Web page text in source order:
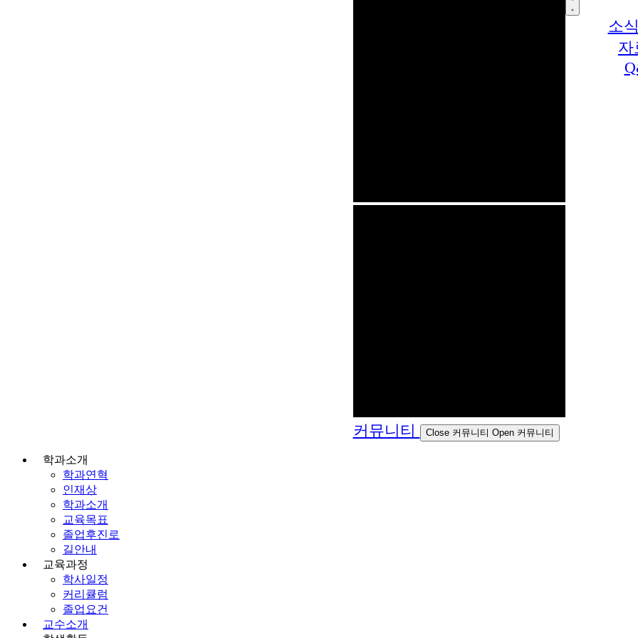
커뮤니티 Close 커뮤니티 Open 커뮤니티
소
자
학과소개
학과연혁
인재상
학과소개
교육목표
졸업후진로
길안내
교육과정
학사일정
커리큘럼
졸업요건
교수소개